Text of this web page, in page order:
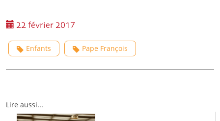
22 février 2017
Enfants Pape François
Lire aussi...